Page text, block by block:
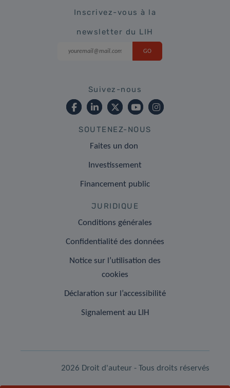
Inscrivez-vous à la
newsletter du LIH
Suivez-nous
SOUTENEZ-NOUS
Faites un don
Investissement
Financement public
JURIDIQUE
Conditions générales
Confidentialité des données
Notice sur l’utilisation des
cookies
Déclaration sur l’accessibilité
Signalement au LIH
2026 Droit d'auteur - Tous droits réservés